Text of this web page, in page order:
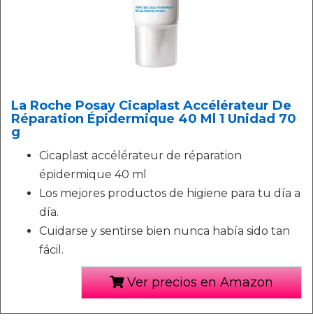
La Roche Posay Cicaplast Accélérateur De
Réparation Épidermique 40 Ml 1 Unidad 70
g
Cicaplast accélérateur de réparation
épidermique 40 ml
Los mejores productos de higiene para tu día a
día.
Cuidarse y sentirse bien nunca había sido tan
fácil.
Ver precios en Amazon